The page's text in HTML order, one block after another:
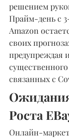
решением
Прайм-день с
Amazon
своих
предупреждая
существенного
связанных с
Роста
Онлайн-